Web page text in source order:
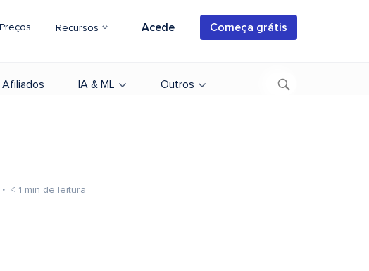
Preços Recursos Acede Começa grátis
Afiliados IA & ML Outros
< 1 min de leitura